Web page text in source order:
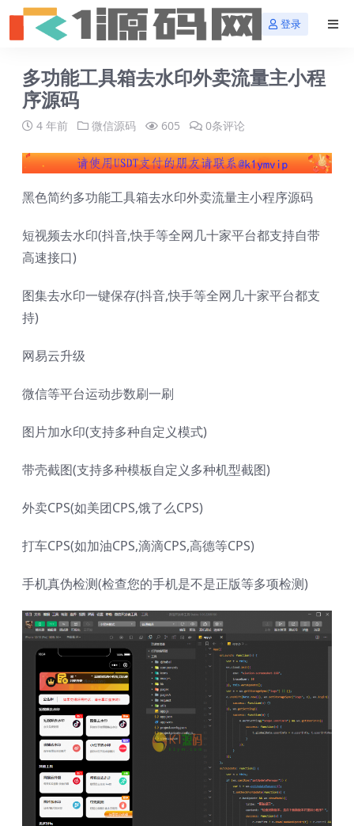
登录
多功能工具箱去水印外卖流量主小程
序源码
4 年前 微信源码 605 0条评论
黑色简约多功能工具箱去水印外卖流量主小程序源码
短视频去水印(抖音,快手等全网几十家平台都支持自带
高速接口)
图集去水印一键保存(抖音,快手等全网几十家平台都支
持)
网易云升级
微信等平台运动步数刷一刷
图片加水印(支持多种自定义模式)
带壳截图(支持多种模板自定义多种机型截图)
外卖CPS(如美团CPS,饿了么CPS)
打车CPS(如加油CPS,滴滴CPS,高德等CPS)
手机真伪检测(检查您的手机是不是正版等多项检测)